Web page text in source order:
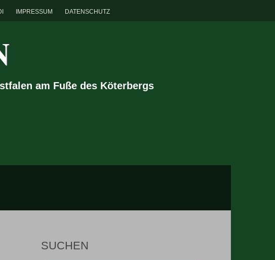
IMPRESSUM DATENSCHUTZ
am Fuße des Köterbergs
SUCHEN